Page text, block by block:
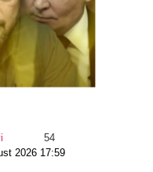
54
2026 17:59